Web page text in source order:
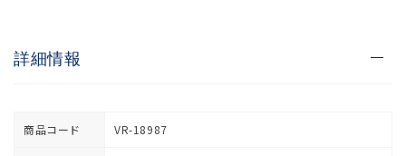
詳細情報
商品コード VR-18987